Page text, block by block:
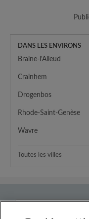
DANS LES ENVIRONS
Braine-l'Alleud
Crainhem
Drogenbos
Rhode-Saint-Genèse
Wavre
Toutes les villes